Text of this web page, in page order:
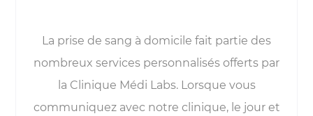
La prise de sang à domicile fait partie des
nombreux services personnalisés offerts par
la Clinique Médi Labs. Lorsque vous
communiquez avec notre clinique, le jour et